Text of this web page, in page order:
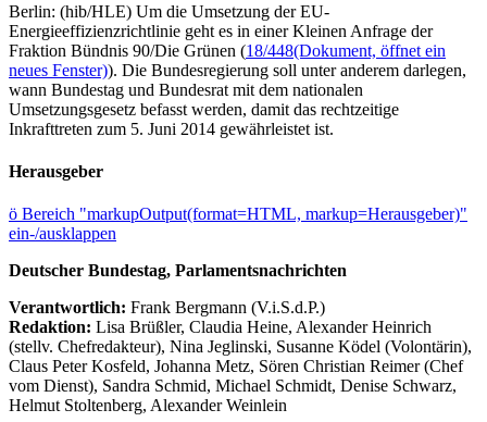
Berlin: (hib/HLE) Um die Umsetzung der EU-
Energieeffizienzrichtlinie geht es in einer Kleinen Anfrage der
Fraktion Bündnis 90/Die Grünen (18/448(Dokument, öffnet ein
neues Fenster)). Die Bundesregierung soll unter anderem darlegen,
wann Bundestag und Bundesrat mit dem nationalen
Umsetzungsgesetz befasst werden, damit das rechtzeitige
Inkrafttreten zum 5. Juni 2014 gewährleistet ist.
Herausgeber
ö Bereich "markupOutput(format=HTML, markup=Herausgeber)"
ein-/ausklappen
Deutscher Bundestag, Parlamentsnachrichten
Verantwortlich: Frank Bergmann (V.i.S.d.P.)
Redaktion: Lisa Brüßler, Claudia Heine, Alexander Heinrich
(stellv. Chefredakteur), Nina Jeglinski, Susanne Ködel (Volontärin),
Claus Peter Kosfeld, Johanna Metz, Sören Christian Reimer (Chef
vom Dienst), Sandra Schmid, Michael Schmidt, Denise Schwarz,
Helmut Stoltenberg, Alexander Weinlein